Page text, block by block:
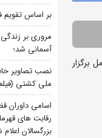
شهرستان آمل برگزار
بر اساس تقویم
مروری بر
آسمانی شد؛
نصب تصاویر
ملی کشتی
اسامی داوران
رقابت های
بزرگسالان